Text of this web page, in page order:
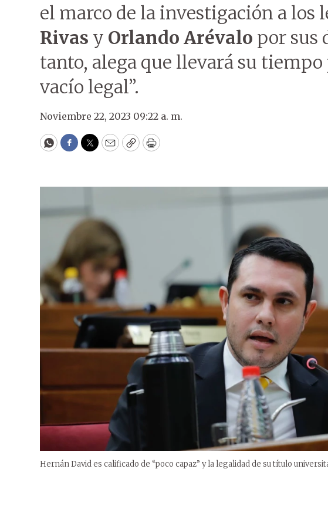
el marco de la investigación a los
Rivas y Orlando Arévalo por sus
tanto, alega que llevará su
vacío legal”.
Noviembre 22, 2023 09:22 a. m.
WhatsApp
Facebook
Twitter
EmailCopyPrint
Hernán David es calificado de “poco capaz” y la legalidad de su título